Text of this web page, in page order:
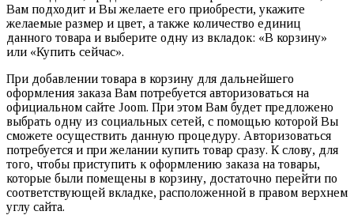
Вам подходит и Вы желаете его приобрести, укажите
желаемые размер и цвет, а также количество единиц
данного товара и выберите одну из вкладок: «В корзину»
или «Купить сейчас».
При добавлении товара в корзину для дальнейшего
оформления заказа Вам потребуется авторизоваться на
официальном сайте Joom. При этом Вам будет предложено
выбрать одну из социальных сетей, с помощью которой Вы
сможете осуществить данную процедуру. Авторизоваться
потребуется и при желании купить товар сразу. К слову, для
того, чтобы приступить к оформлению заказа на товары,
которые были помещены в корзину, достаточно перейти по
соответствующей вкладке, расположенной в правом верхнем
углу сайта.